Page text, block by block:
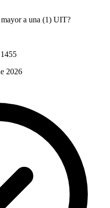
mayor a una (1) UIT?
2026